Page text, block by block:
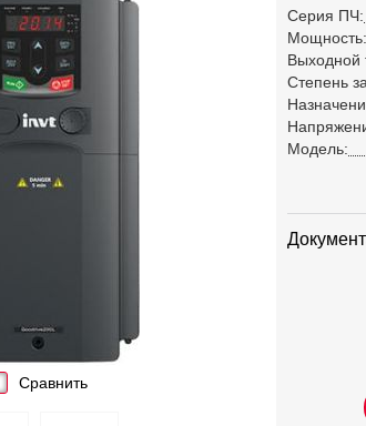
Сравнить
Серия ПЧ:
Мощность:
Выходной
Степень
Модель: